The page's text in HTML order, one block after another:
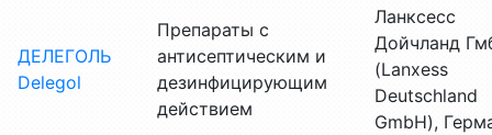
ДЕЛЕГОЛЬ
Delegol
Препараты с
антисептическим и
дезинфицирующим
действием
Ланксесс
Дойчланд
(Lanxess
Deutschland
GmbH),